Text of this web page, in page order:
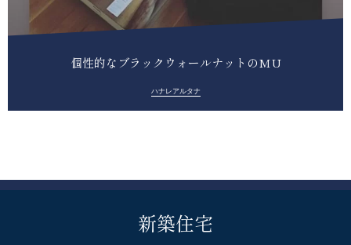
個性的なブラックウォールナットのMU
ハナレアルタナ
新築住宅